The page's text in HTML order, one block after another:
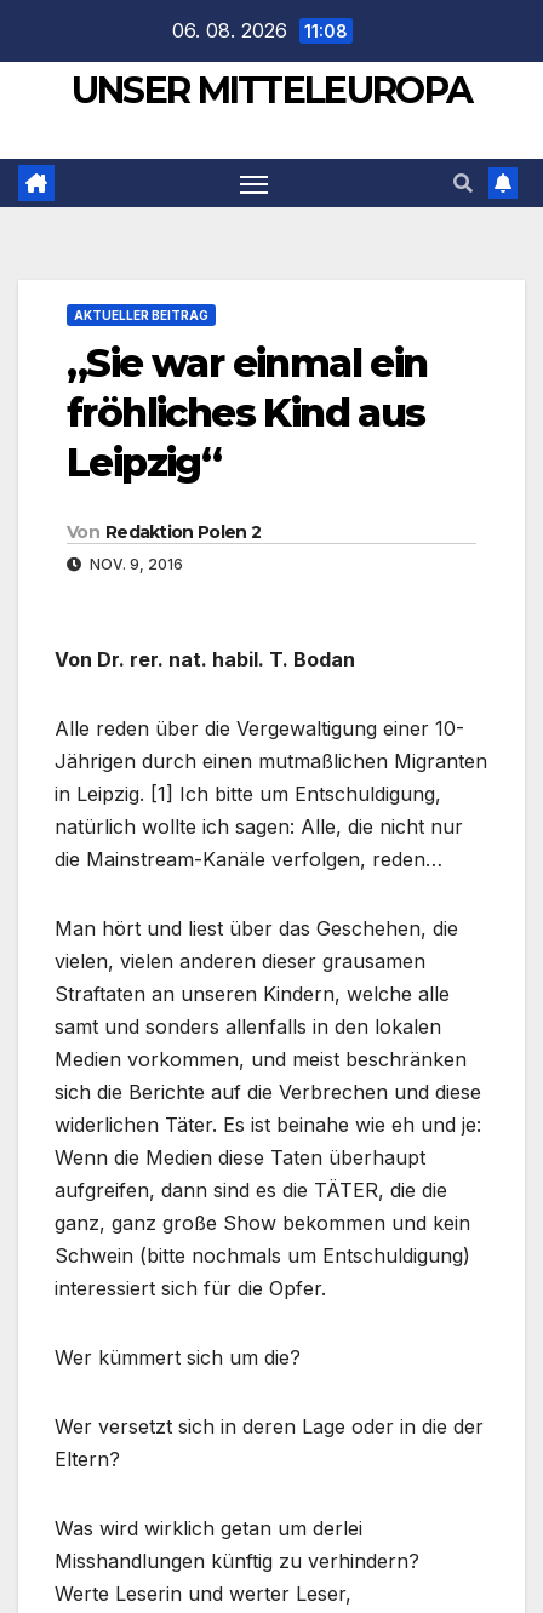
springen
06. 08. 2026 11:08
UNSER MITTELEUROPA
AKTUELLER BEITRAG
„Sie war einmal ein
fröhliches Kind aus
Leipzig“
Von Redaktion Polen 2
NOV. 9, 2016
Von Dr. rer. nat. habil. T. Bodan
Alle reden über die Vergewaltigung einer 10-
Jährigen durch einen mutmaßlichen Migranten
in Leipzig. [1] Ich bitte um Entschuldigung,
natürlich wollte ich sagen: Alle, die nicht nur
die Mainstream-Kanäle verfolgen, reden…
Man hört und liest über das Geschehen, die
vielen, vielen anderen dieser grausamen
Straftaten an unseren Kindern, welche alle
samt und sonders allenfalls in den lokalen
Medien vorkommen, und meist beschränken
sich die Berichte auf die Verbrechen und diese
widerlichen Täter. Es ist beinahe wie eh und je:
Wenn die Medien diese Taten überhaupt
aufgreifen, dann sind es die TÄTER, die die
ganz, ganz große Show bekommen und kein
Schwein (bitte nochmals um Entschuldigung)
interessiert sich für die Opfer.
Wer kümmert sich um die?
Wer versetzt sich in deren Lage oder in die der
Eltern?
Was wird wirklich getan um derlei
Misshandlungen künftig zu verhindern?
Werte Leserin und werter Leser,